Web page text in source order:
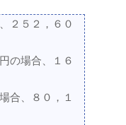
２５２，６０
の場合、１６
合、８０，１